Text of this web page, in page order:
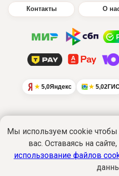
Контакты О
5,0Яндекс 5,0
Интернет-сайт
исключительно
и не является
Мы используем cookie чтобы
вас. Оставаясь на
использование файлов